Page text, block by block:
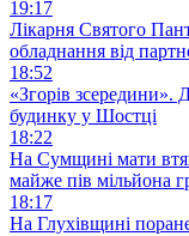
19:17
Лікарня Святого
обладнання від
18:52
«Згорів
будинку у Шостці
18:22
На Сумщині мати
майже пів мільйона
18:17
На Глухівщині